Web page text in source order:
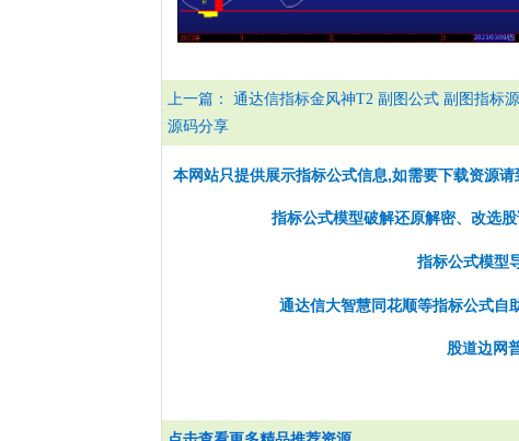
上一篇： 通达信指标金风神T2 副图公式 副图指标
源码分享
本网站只提供展示指标公式信息,如需要下载资源请
指标公式模型破解还原解密、改选
指标公式模型
通达信大智慧同花顺等指标公式自
股道边网